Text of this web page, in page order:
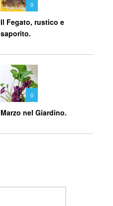
0
Il Fegato, rustico e
saporito.
0
Marzo nel Giardino.